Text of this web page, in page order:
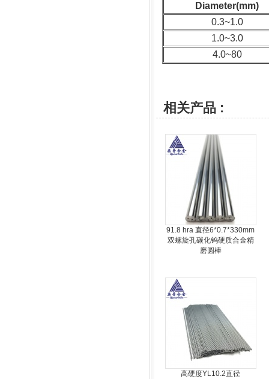
Diameter(mm)
0.3~1.0
1.0~3.0
4.0~80
相关产品 :
91.8 hra 直径6*0.7*330mm
双螺旋孔碳化钨硬质合金精
磨圆棒
高硬度YL10.2直径